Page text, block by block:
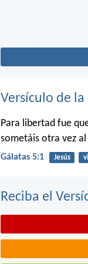
Versículo de
Para libertad fue
sometáis otra vez
Gálatas 5:1 Jesús
Reciba el